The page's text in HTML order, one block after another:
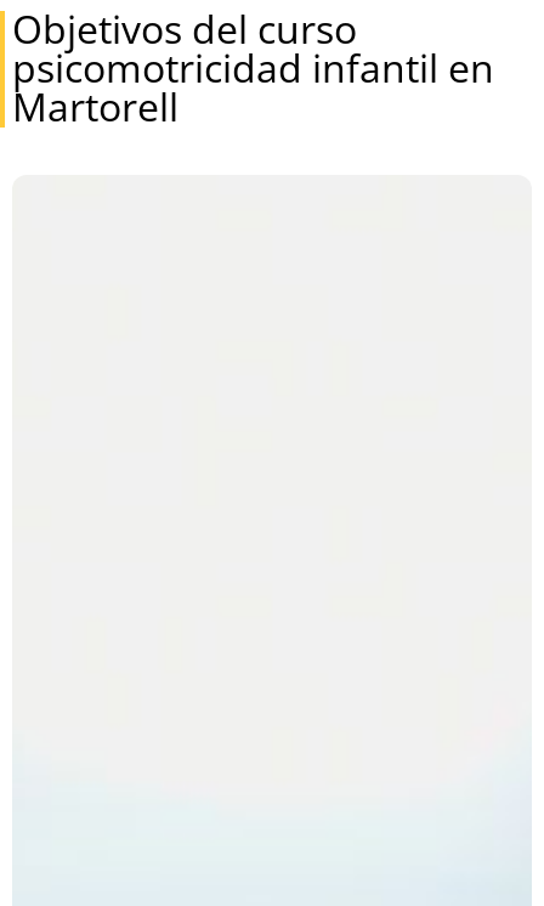
Objetivos del curso
psicomotricidad infantil en
Martorell